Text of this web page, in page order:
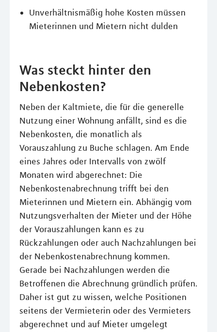
Unverhältnismäßig hohe Kosten müssen
Mieterinnen und Mietern nicht dulden
Was steckt hinter den
Nebenkosten?
Neben der Kaltmiete, die für die generelle
Nutzung einer Wohnung anfällt, sind es die
Nebenkosten, die monatlich als
Vorauszahlung zu Buche schlagen. Am Ende
eines Jahres oder Intervalls von zwölf
Monaten wird abgerechnet: Die
Nebenkostenabrechnung trifft bei den
Mieterinnen und Mietern ein. Abhängig vom
Nutzungsverhalten der Mieter und der Höhe
der Vorauszahlungen kann es zu
Rückzahlungen oder auch Nachzahlungen bei
der Nebenkostenabrechnung kommen.
Gerade bei Nachzahlungen werden die
Betroffenen die Abrechnung gründlich prüfen.
Daher ist gut zu wissen, welche Positionen
seitens der Vermieterin oder des Vermieters
abgerechnet und auf Mieter umgelegt